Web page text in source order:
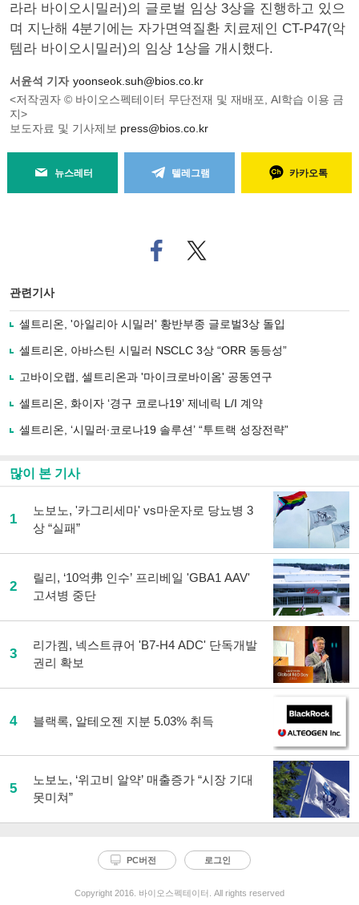
라라 바이오시밀러)의 글로벌 임상 3상을 진행하고 있으
며 지난해 4분기에는 자가면역질환 치료제인 CT-P47(악
템라 바이오시밀러)의 임상 1상을 개시했다.
서윤석 기자 yoonseok.suh@bios.co.kr
<저작권자 © 바이오스펙테이터 무단전재 및 재배포, AI학습 이용 금
지>
보도자료 및 기사제보 press@bios.co.kr
뉴스레터 텔레그램 카카오톡
페
이
로
기
사
유
기
트위
터로
관련기사
셀트리온, '아일리아 시밀러' 황반부종 글로벌3상 돌입
셀트리온, 아바스틴 시밀러 NSCLC 3상 “ORR 동등성”
고바이오랩, 셀트리온과 '마이크로바이옴' 공동연구
셀트리온, 화이자 ‘경구 코로나19’ 제네릭 L/I 계약
셀트리온, ‘시밀러∙코로나19 솔루션’ “투트랙 성장전략”
많이 본 기사
1
노보노, '카그리세마' vs마운자로 당뇨병 3
상 “실패”
2
릴리, ‘10억弗 인수’ 프리베일 'GBA1 AAV'
고셔병 중단
3
리가켐, 넥스트큐어 'B7-H4 ADC' 단독개발
권리 확보
4 블랙록, 알테오젠 지분 5.03% 취득
5
노보노, ‘위고비 알약’ 매출증가 “시장 기대
못미쳐”
PC버전 로그인
Copyright 2016. 바이오스펙테이터. All rights reserved